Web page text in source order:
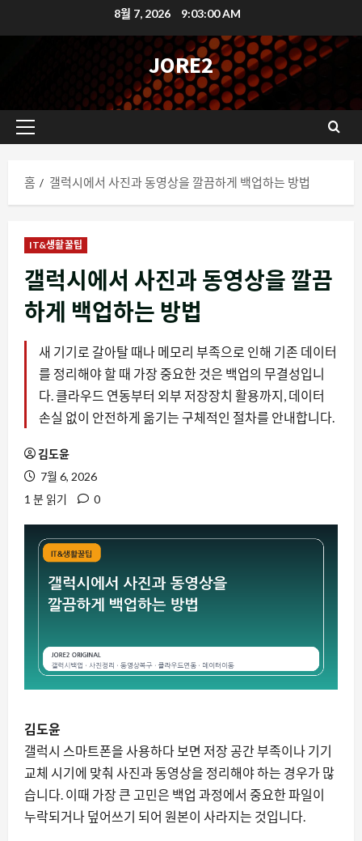
텐
가
8월 7, 2026 9:03:01 AM
JORE2
기
메
홈 갤럭시에서 사진과 동영상을 깔끔하게 백업하는 방법
IT&생활꿀팁
갤럭시에서 사진과 동영상을 깔끔
하게 백업하는 방법
새 기기로 갈아탈 때나 메모리 부족으로 인해 기존 데이터
를 정리해야 할 때 가장 중요한 것은 백업의 무결성입니
다. 클라우드 연동부터 외부 저장장치 활용까지, 데이터
손실 없이 안전하게 옮기는 구체적인 절차를 안내합니다.
김도윤
7월 6, 2026
1 분 읽기
0
김도윤
갤럭시 스마트폰을 사용하다 보면 저장 공간 부족이나 기기
교체 시기에 맞춰 사진과 동영상을 정리해야 하는 경우가 많
습니다. 이때 가장 큰 고민은 백업 과정에서 중요한 파일이
누락되거나 덮어쓰기 되어 원본이 사라지는 것입니다.